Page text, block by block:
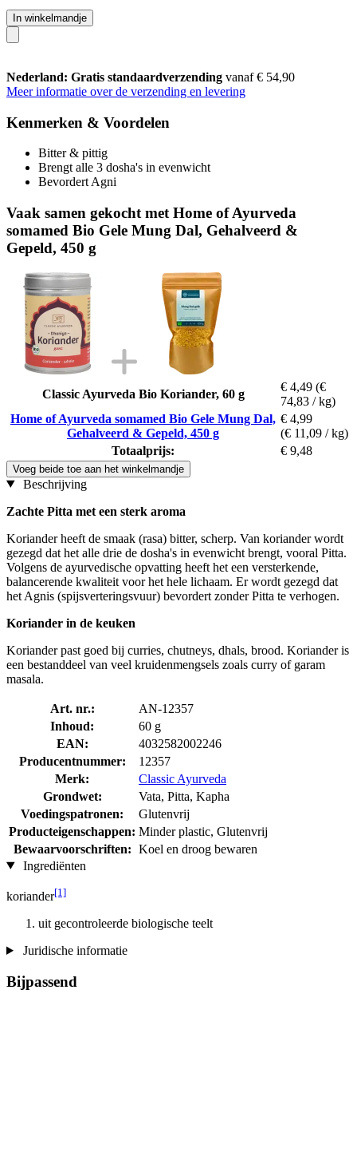
In winkelmandje
Nederland: Gratis standaardverzending vanaf € 54,90
Meer informatie over de verzending en levering
Kenmerken & Voordelen
Bitter & pittig
Brengt alle 3 dosha's in evenwicht
Bevordert Agni
Vaak samen gekocht met Home of Ayurveda
somamed Bio Gele Mung Dal, Gehalveerd &
Gepeld, 450 g
Classic Ayurveda Bio Koriander, 60 g
€ 4,49 (€
74,83 / kg)
Home of Ayurveda somamed Bio Gele Mung Dal,
Gehalveerd & Gepeld, 450 g
€ 4,99
(€ 11,09 / kg)
Totaalprijs:
€ 9,48
Voeg beide toe aan het winkelmandje
Beschrijving
Zachte Pitta met een sterk aroma
Koriander heeft de smaak (rasa) bitter, scherp. Van koriander wordt
gezegd dat het alle drie de dosha's in evenwicht brengt, vooral Pitta.
Volgens de ayurvedische opvatting heeft het een versterkende,
balancerende kwaliteit voor het hele lichaam. Er wordt gezegd dat
het Agnis (spijsverteringsvuur) bevordert zonder Pitta te verhogen.
Koriander in de keuken
Koriander past goed bij curries, chutneys, dhals, brood. Koriander is
een bestanddeel van veel kruidenmengsels zoals curry of garam
masala.
Art. nr.:
AN-12357
Inhoud:
60 g
EAN:
4032582002246
Producentnummer:
12357
Merk:
Classic Ayurveda
Grondwet:
Vata, Pitta, Kapha
Voedingspatronen:
Glutenvrij
Producteigenschappen: Minder plastic, Glutenvrij
Bewaarvoorschriften: Koel en droog bewaren
Ingrediënten
koriander[1]
uit gecontroleerde biologische teelt
Juridische informatie
Bijpassend